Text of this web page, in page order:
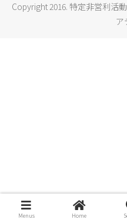
Copyright 2016. 特定非営利活
ア
Menus Home